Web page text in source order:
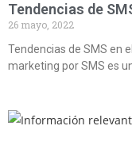
Tendencias de
26 mayo, 2022
Tendencias de SMS en
marketing por SMS es